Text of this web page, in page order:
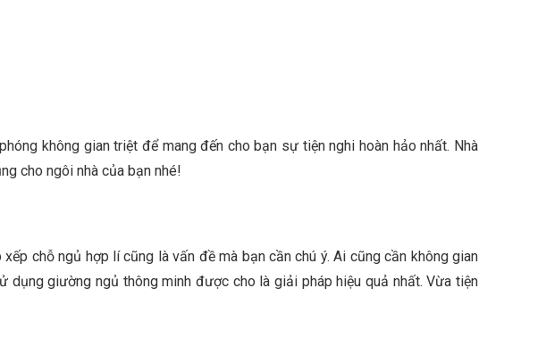
không gian triệt để mang đến cho bạn sự tiện nghi hoàn hảo nhất. Nhà
cho ngôi nhà của bạn nhé!
chỗ ngủ hợp lí cũng là vấn đề mà bạn cần chú ý. Ai cũng cần không gian
dụng giường ngủ thông minh được cho là giải pháp hiệu quả nhất. Vừa tiện